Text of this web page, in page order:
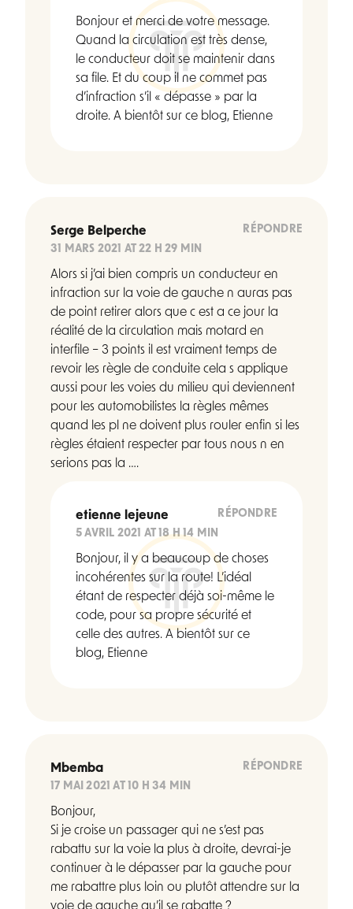
Bonjour et merci de votre message.
Quand la circulation est très dense,
le conducteur doit se maintenir dans
sa file. Et du coup il ne commet pas
d’infraction s’il « dépasse » par la
droite. A bientôt sur ce blog, Etienne
Serge Belperche
31 MARS 2021 AT 22 H 29 MIN
RÉPONDRE
Alors si j’ai bien compris un conducteur en
infraction sur la voie de gauche n auras pas
de point retirer alors que c est a ce jour la
réalité de la circulation mais motard en
interfile – 3 points il est vraiment temps de
revoir les règle de conduite cela s applique
aussi pour les voies du milieu qui deviennent
pour les automobilistes la règles mêmes
quand les pl ne doivent plus rouler enfin si les
règles étaient respecter par tous nous n en
serions pas la ….
etienne lejeune
5 AVRIL 2021 AT 18 H 14 MIN
RÉPONDRE
Bonjour, il y a beaucoup de choses
incohérentes sur la route! L’idéal
étant de respecter déjà soi-même le
code, pour sa propre sécurité et
celle des autres. A bientôt sur ce
blog, Etienne
Mbemba
17 MAI 2021 AT 10 H 34 MIN
RÉPONDRE
Bonjour,
Si je croise un passager qui ne s’est pas
rabattu sur la voie la plus à droite, devrai-je
continuer à le dépasser par la gauche pour
me rabattre plus loin ou plutôt attendre sur la